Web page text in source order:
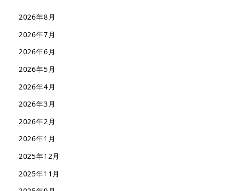
2026年8月
2026年7月
2026年6月
2026年5月
2026年4月
2026年3月
2026年2月
2026年1月
2025年12月
2025年11月